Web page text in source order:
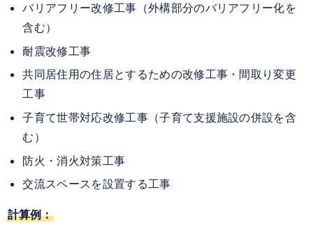
バリアフリー改修工事（外構部分のバリアフリー化を
含む）
耐震改修工事
共同居住用の住居とするための改修工事・間取り変更
工事
子育て世帯対応改修工事（子育て支援施設の併設を含
む）
防火・消火対策工事
交流スペースを設置する工事
計算例：